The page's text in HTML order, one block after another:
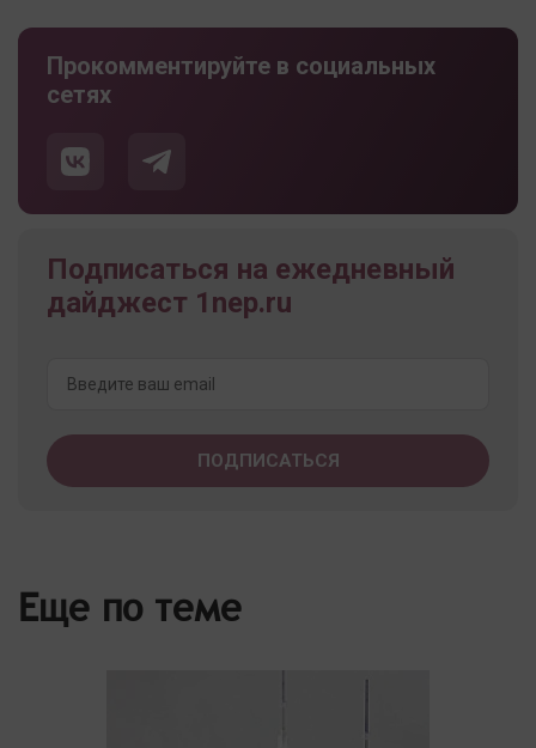
Прокомментируйте в социальных
сетях
Подписаться на ежедневный
дайджест 1nep.ru
Еще по теме